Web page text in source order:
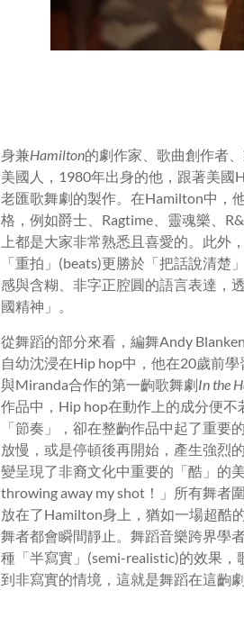
身兼Hamilton的劇作家、歌曲創作者
美國人，1980年出身的他，跟著美國
老匯歌舞劇的製作。在Hamilton中，
格，例如爵士、Ragtime、靈魂樂、
上都是大家非常熟悉且喜愛的。此外
「重拍」(beats)更勝於「把話說清
感與含糊、非字正腔圓的語言表達，
國精神」 。
從舞蹈的部分來看，編舞Andy
自幼沈浸在Hip hop中，他在20歲前
與Miranda合作的第一齣歌舞劇In the
作品中，Hip hop在動作上的成分便
「節奏」，卻在整齣作品中起了重
放慢，或是停頓後再開始，產生強烈
變呈現了非裔文化中重要的「酷」的美
throwing away my shot！」所有舞者
放在了Hamilton身上，猶如一場超酷
舞者都會瞬間靜止。舞蹈音樂跨界學
種「半寫實」(semi-realistic)的效果
到非寫實的情境，這就是舞蹈在這齣